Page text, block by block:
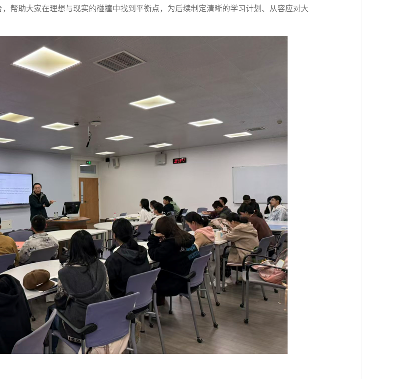
帮助大家在理想与现实的碰撞中找到平衡点，为后续制定清晰的学习计划、从容应对大